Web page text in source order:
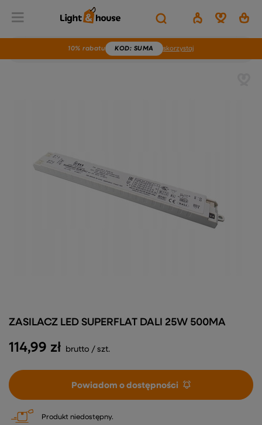
10% rabatu KOD: SUMA skorzystaj
114,99 zł brutto / szt.
Powiadom o dostępności
ZASILACZ LED SUPERFLAT DALI 25W 500MA
Produkt niedostępny